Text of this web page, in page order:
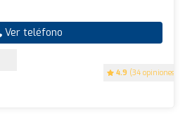
4.9 (34 opiniones)
Ver teléfono